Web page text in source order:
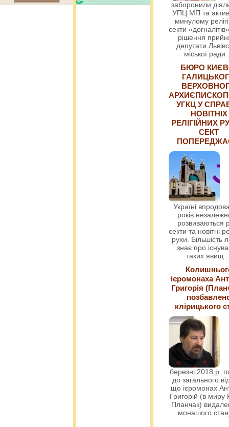
заборонили
УПЦ МП та
минулому
секти
рішення
депутати
міської ради
БЮРО
УГКЦ У
НОВІТНІХ
РЕЛІГІЙНИХ
СЕКТ
Україні
років
розвиваються
секти та новітні
рухи. Більшість
знає про
таких явищ
ієромонаха
Григорія
клірицького
березні 2018 р.
до загального
що ієромонах
Григорій (в миру
Планчак)
монашого